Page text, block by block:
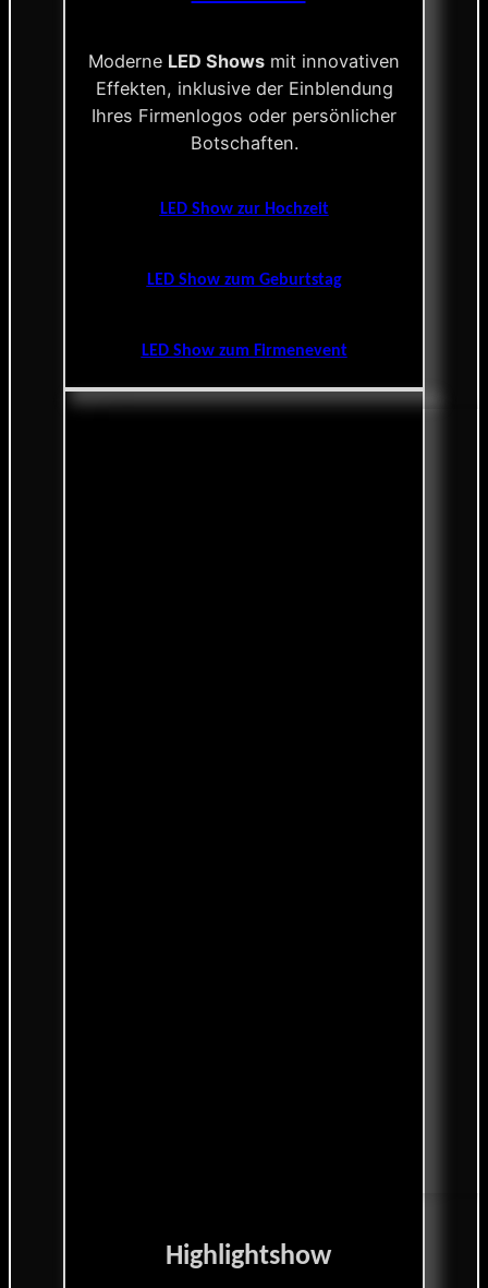
Moderne LED Shows mit innovativen
Effekten, inklusive der Einblendung
Ihres Firmenlogos oder persönlicher
Botschaften.
LED Show zur Hochzeit
LED Show zum Geburtstag
LED Show zum Firmenevent
Highlightshow